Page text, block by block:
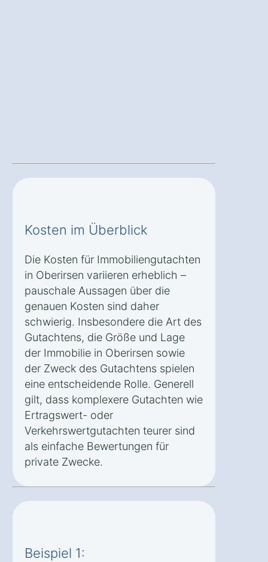
Kosten im Überblick
Die Kosten für Immobiliengutachten
in Oberirsen variieren erheblich –
pauschale Aussagen über die
genauen Kosten sind daher
schwierig. Insbesondere die Art des
Gutachtens, die Größe und Lage
der Immobilie in Oberirsen sowie
der Zweck des Gutachtens spielen
eine entscheidende Rolle. Generell
gilt, dass komplexere Gutachten wie
Ertragswert- oder
Verkehrswertgutachten teurer sind
als einfache Bewertungen für
private Zwecke.
Beispiel 1: